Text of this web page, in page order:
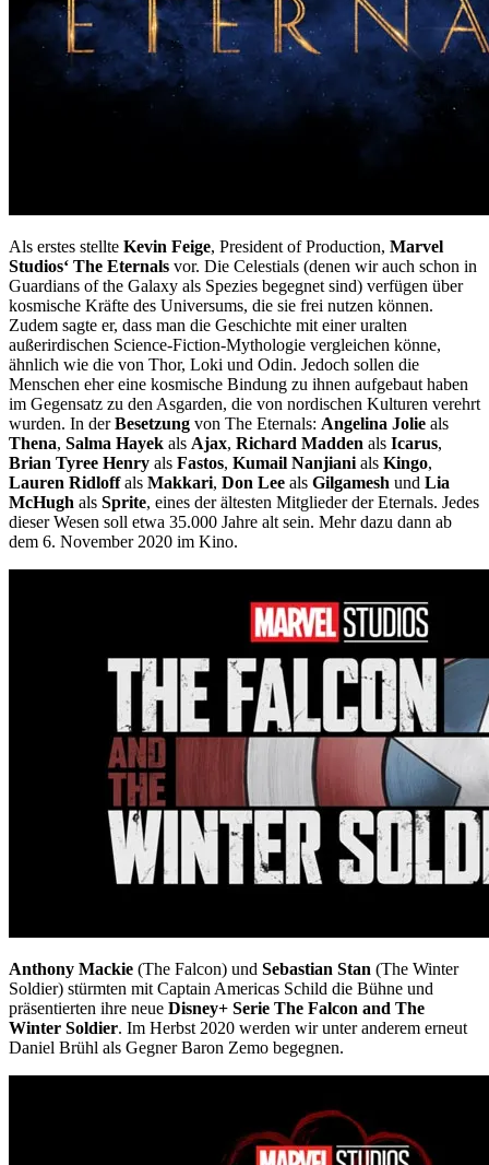
Als erstes stellte Kevin Feige, President of Production, Marvel
Studios‘ The Eternals vor. Die Celestials (denen wir auch schon in
Guardians of the Galaxy als Spezies begegnet sind) verfügen über
kosmische Kräfte des Universums, die sie frei nutzen können.
Zudem sagte er, dass man die Geschichte mit einer uralten
außerirdischen Science-Fiction-Mythologie vergleichen könne,
ähnlich wie die von Thor, Loki und Odin. Jedoch sollen die
Menschen eher eine kosmische Bindung zu ihnen aufgebaut haben
im Gegensatz zu den Asgarden, die von nordischen Kulturen verehrt
wurden. In derBesetzung von The Eternals: Angelina Jolie als
Thena, Salma Hayek als Ajax, Richard Madden als Icarus,
Brian Tyree Henry als Fastos, Kumail Nanjiani als Kingo,
Lauren Ridloffals Makkari, Don Lee als Gilgamesh und Lia
McHugh als Sprite, eines der ältesten Mitglieder der Eternals. Jedes
dieser Wesen soll etwa 35.000 Jahre alt sein. Mehr dazu dann ab
dem 6. November 2020 im Kino.
Anthony Mackie (The Falcon) und Sebastian Stan (The Winter
Soldier) stürmten mit Captain Americas Schild die Bühne und
präsentierten ihre neue Disney+ Serie The Falcon and The
Winter Soldier. Im Herbst 2020 werden wir unter anderem erneut
Daniel Brühl als Gegner Baron Zemo begegnen.